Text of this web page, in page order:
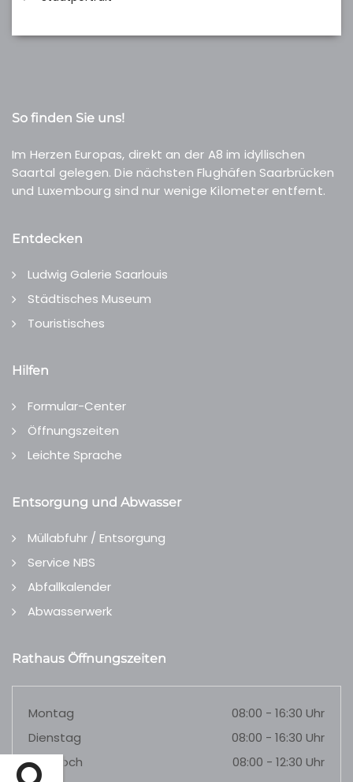
So finden Sie uns!
Im Herzen Europas, direkt an der A8 im idyllischen
Saartal gelegen. Die nächsten Flughäfen Saarbrücken
und Luxembourg sind nur wenige Kilometer entfernt.
Entdecken
Ludwig Galerie Saarlouis
Städtisches Museum
Touristisches
Hilfen
Formular-Center
Öffnungszeiten
Leichte Sprache
Entsorgung und Abwasser
Müllabfuhr / Entsorgung
Service NBS
Abfallkalender
Abwasserwerk
Rathaus Öffnungszeiten
Montag
08:00 - 16:30 Uhr
Dienstag
08:00 - 16:30 Uhr
Mittwoch
08:00 - 12:30 Uhr